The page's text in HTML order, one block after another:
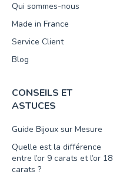
Qui sommes-nous
Made in France
Service Client
Blog
CONSEILS ET
ASTUCES
Guide Bijoux sur Mesure
Quelle est la différence
entre l’or 9 carats et l’or 18
carats ?